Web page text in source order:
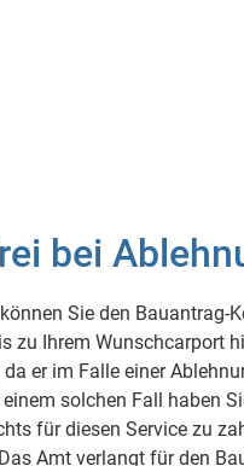
bei
Sie den Bauantrag-
zu Ihrem Wunschcarport
er im Falle einer
solchen Fall haben
für diesen Service zu
Amt verlangt für den